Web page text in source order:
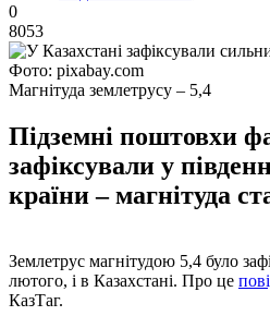
0
8053
Фото: pixabay.com
Магнітуда землетрусу – 5,4
Підземні поштовхи
зафіксували у
країни – магнітуда
Землетрус магнітудою 5,4 було
лютого, і в Казахстані. Про це
КазТаг.